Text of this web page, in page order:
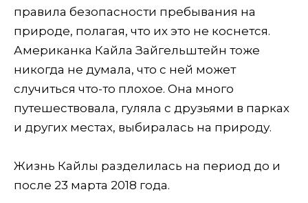
правила безопасности пребывания на
природе, полагая, что их это не коснется.
Американка Кайла Зайгельштейн тоже
никогда не думала, что с ней может
случиться что-то плохое. Она много
путешествовала, гуляла с друзьями в парках
и других местах, выбиралась на природу.
Жизнь Кайлы разделилась на период до и
после 23 марта 2018 года.